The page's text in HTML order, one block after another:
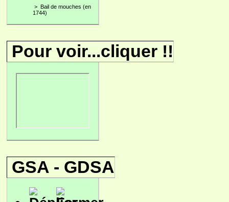
> Bail de mouches (en
1744)
Pour voir...cliquer !!
GSA - GDSA